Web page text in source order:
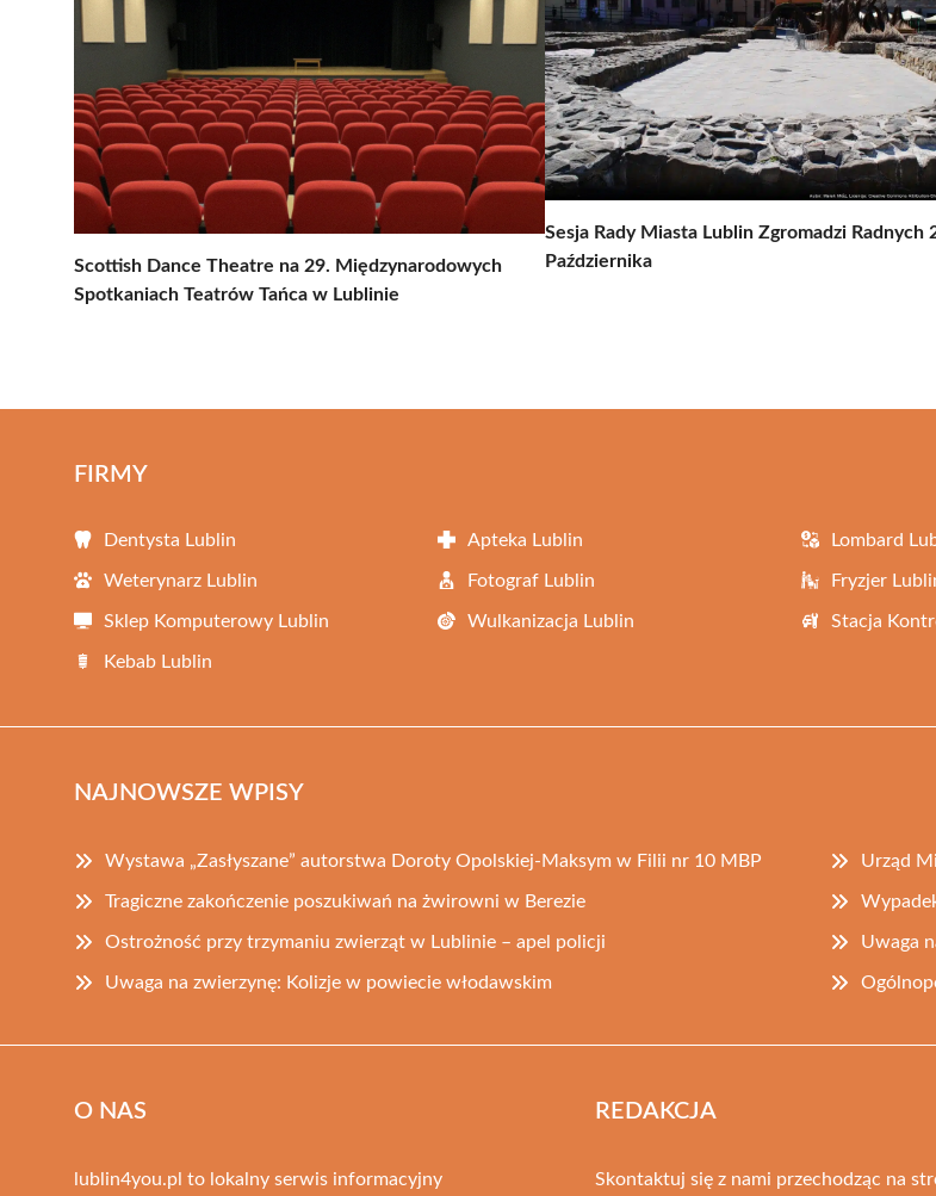
Scottish Dance Theatre na 29. Międzynarodowych
Spotkaniach Teatrów Tańca w Lublinie
Sesja Rady Miasta Lublin Zgromadzi Radnych
Października
FIRMY
Dentysta Lublin Apteka Lublin Lombard
Weterynarz Lublin Fotograf Lublin Fryzjer
Sklep Komputerowy Lublin Wulkanizacja Lublin Stacja
Kebab Lublin
NAJNOWSZE WPISY
Wystawa „Zasłyszane” autorstwa Doroty Opolskiej-Maksym w Filii nr 10 MBP Urząd
Tragiczne zakończenie poszukiwań na żwirowni w Berezie
Ostrożność przy trzymaniu zwierząt w Lublinie – apel policji Uwaga
Uwaga na zwierzynę: Kolizje w powiecie włodawskim
O NAS
lublin4you.pl to lokalny serwis informacyjny
REDAKCJA
Skontaktuj się z nami przechodząc na